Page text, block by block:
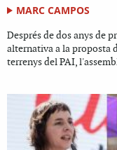
MARC CAMPOS
Després de dos anys de
alternativa a la proposta
terrenys del PAI,